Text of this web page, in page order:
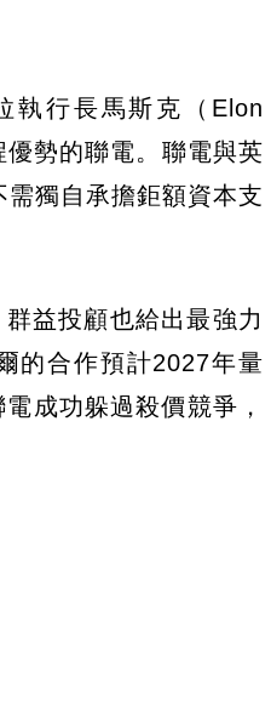
執行長馬斯克（Elon
勢的聯電。聯電與英
獨自承擔鉅額資本支
益投顧也給出最強力
的合作預計2027年量
成功躲過殺價競爭，